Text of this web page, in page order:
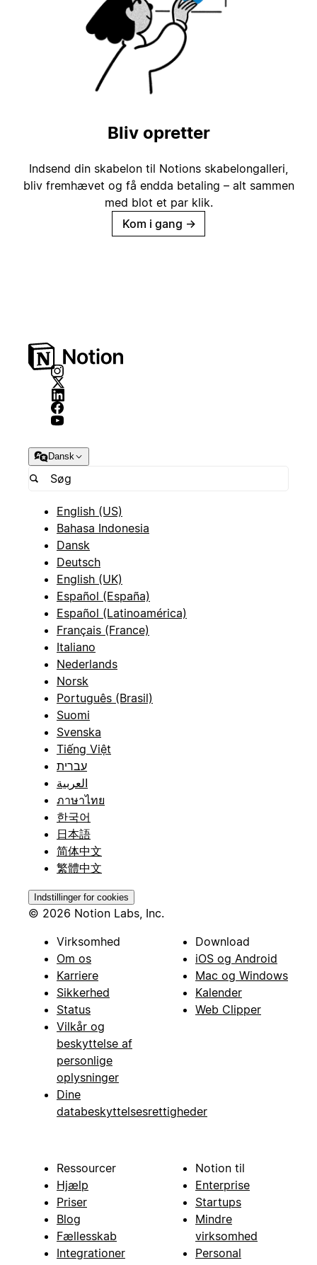
Bliv opretter
Indsend din skabelon til Notions skabelongalleri,
bliv fremhævet og få endda betaling – alt sammen
med blot et par klik.
Kom i gang →
Dansk
English (US)
Bahasa Indonesia
Dansk
Deutsch
English (UK)
Español (España)
Español (Latinoamérica)
Français (France)
Italiano
Nederlands
Norsk
Português (Brasil)
Suomi
Svenska
Tiếng Việt
עברית
العربية
ภาษาไทย
한국어
日本語
简体中文
繁體中文
Indstillinger for cookies
© 2026 Notion Labs, Inc.
Virksomhed
Om os
Karriere
Sikkerhed
Status
Vilkår og
beskyttelse af
personlige
oplysninger
Dine
databeskyttelsesrettigheder
Download
iOS og Android
Mac og Windows
Kalender
Web Clipper
Ressourcer
Hjælp
Priser
Blog
Fællesskab
Integrationer
Notion til
Enterprise
Startups
Mindre
virksomhed
Personal